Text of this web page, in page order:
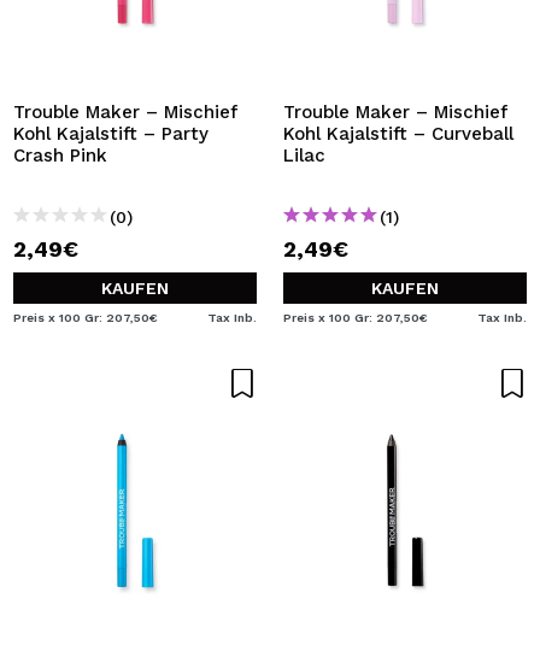
Trouble Maker – Mischief
Kohl Kajalstift – Party
Crash Pink
(0)
2,49€
KAUFEN
Preis x 100 Gr: 207,50€ Tax Inb.
Trouble Maker – Mischief
Kohl Kajalstift – Curveball
Lilac
(1)
2,49€
KAUFEN
Preis x 100 Gr: 207,50€ Tax Inb.